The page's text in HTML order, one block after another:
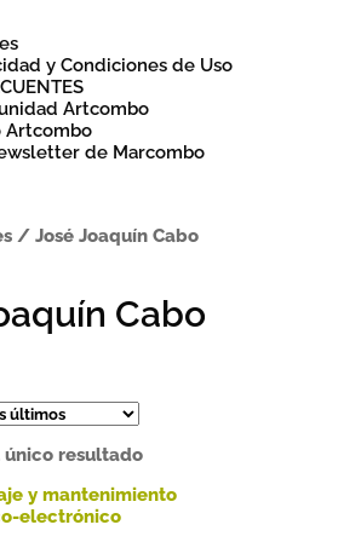
y Condiciones de Uso
Artcombo
Artcombo
de Marcombo
/José Joaquín Cabo
Cabo
único resultado